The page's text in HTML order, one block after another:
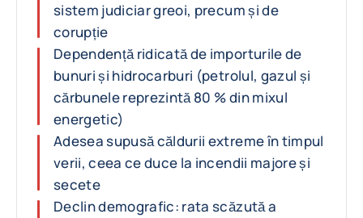
sistem judiciar greoi, precum și de
corupție
Dependență ridicată de importurile de
bunuri și hidrocarburi (petrolul, gazul și
cărbunele reprezintă 80 % din mixul
energetic)
Adesea supusă căldurii extreme în timpul
verii, ceea ce duce la incendii majore și
secete
Declin demografic: rata scăzută a